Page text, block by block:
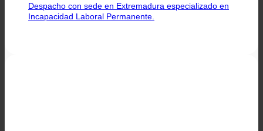
Despacho con sede en Extremadura especializado en
Incapacidad Laboral Permanente.